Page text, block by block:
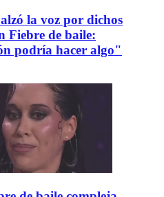
la voz por dichos
Fiebre de baile:
podría hacer algo"